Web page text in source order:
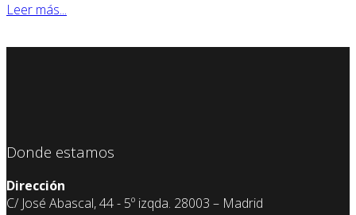
Leer más...
Donde estamos
Dirección
C/ José Abascal, 44 - 5º izqda. 28003 – Madrid